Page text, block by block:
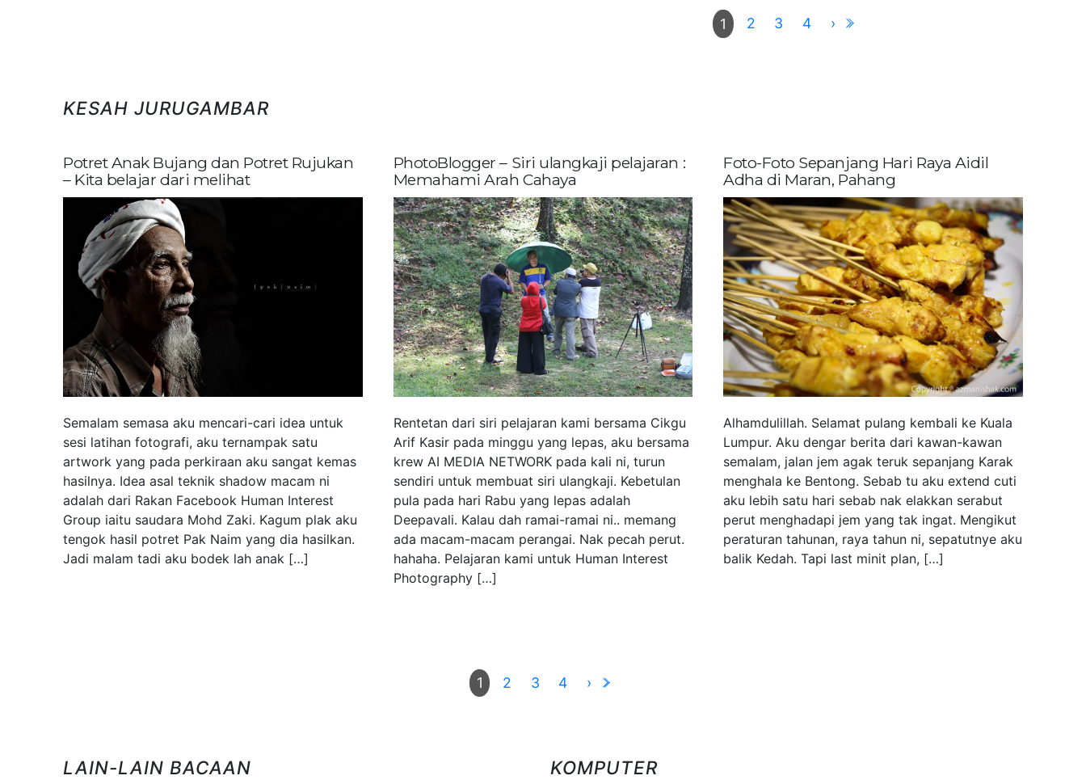
1 2 3 4 ›
KESAH JURUGAMBAR
Potret Anak Bujang dan Potret Rujukan
– Kita belajar dari melihat
Semalam semasa aku mencari-cari idea untuk
sesi latihan fotografi, aku ternampak satu
artwork yang pada perkiraan aku sangat kemas
hasilnya. Idea asal teknik shadow macam ni
adalah dari Rakan Facebook Human Interest
Group iaitu saudara Mohd Zaki. Kagum plak aku
tengok hasil potret Pak Naim yang dia hasilkan.
Jadi malam tadi aku bodek lah anak […]
PhotoBlogger – Siri ulangkaji pelajaran :
Memahami Arah Cahaya
Rentetan dari siri pelajaran kami bersama Cikgu
Arif Kasir pada minggu yang lepas, aku bersama
krew AI MEDIA NETWORK pada kali ni, turun
sendiri untuk membuat siri ulangkaji. Kebetulan
pula pada hari Rabu yang lepas adalah
Deepavali. Kalau dah ramai-ramai ni.. memang
ada macam-macam perangai. Nak pecah perut.
hahaha. Pelajaran kami untuk Human Interest
Photography […]
Foto-Foto Sepanjang Hari Raya Aidil
Adha di Maran, Pahang
Alhamdulillah. Selamat pulang kembali ke Kuala
Lumpur. Aku dengar berita dari kawan-kawan
semalam, jalan jem agak teruk sepanjang Karak
menghala ke Bentong. Sebab tu aku extend cuti
aku lebih satu hari sebab nak elakkan serabut
perut menghadapi jem yang tak ingat. Mengikut
peraturan tahunan, raya tahun ni, sepatutnye aku
balik Kedah. Tapi last minit plan, […]
1 2 3 4 ›
LAIN-LAIN BACAAN KOMPUTER